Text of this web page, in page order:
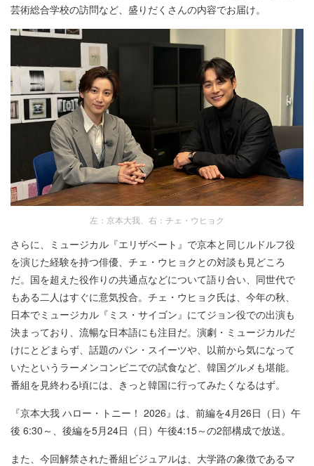
芸術総合学校の訪問など、盛りだくさんの内容でお届け。
左：京本大我、右：チェ・ウヒョク
さらに、ミュージカル『エリザベート』で京本と同じルドルフ役
を演じた経験を持つ俳優、チェ・ウヒョクとの対談も見どころ
だ。国を超えた役作りの共通点などについて語り合い、同世代で
もある二人はすぐに意気投合。チェ・ウヒョク氏は、今年の秋、
日本でミュージカル『ミス・サイゴン』にてジョン役での出演も
決まっており、流暢な日本語にも注目だ。演劇・ミュージカルだ
けにとどまらず、話題のパン・スイーツや、以前から気になって
いたというラーメンコンビニでの試食など、韓国グルメも堪能。
番組を見終わる頃には、きっと韓国に行ってみたくなるはず。
『京本大我 ハロー・トニー！ 2026』は、前編を4月26日（日）午
後 6:30～、後編を5月24日（日）午後4:15～の2部構成で放送。
また、今回解禁された番組ビジュアルは、大学路の象徴であるマ